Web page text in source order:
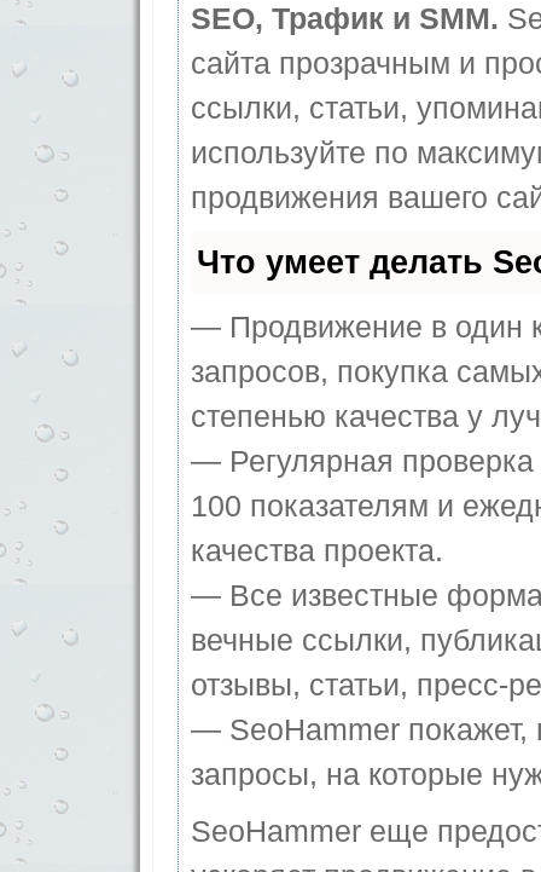
SEO, Трафик и SMM.
сайта прозрачным и
ссылки, статьи,
используйте по
продвижения вашего
Что умеет делать
— Продвижение в один
запросов, покупка
степенью качества у
— Регулярная
100 показателям и
качества проекта.
— Все известные
вечные ссылки,
отзывы, статьи, пресс-
— SeoHammer покажет,
запросы, на которые
SeoHammer еще